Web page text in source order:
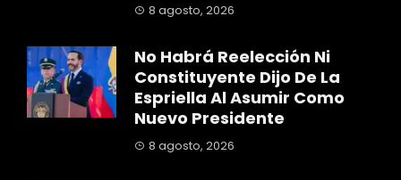
8 agosto, 2026
No Habrá Reelección Ni
Constituyente Dijo De La
Espriella Al Asumir Como
Nuevo Presidente
8 agosto, 2026